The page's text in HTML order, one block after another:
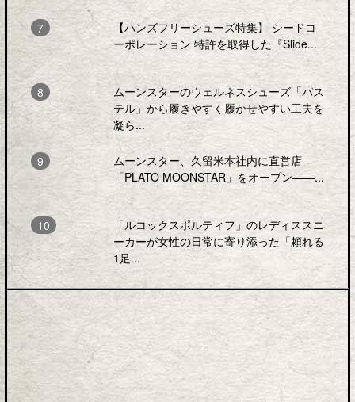
【ハンズフリーシューズ特集】 シードコ
ーポレーション 特許を取得した『Slide...
ムーンスターのウェルネスシューズ「パス
テル」から履きやすく履かせやすい工夫を
凝ら...
ムーンスター、久留米本社内に直営店
「PLATO MOONSTAR」をオープン――...
「ルコックスポルティフ」のレディススニ
ーカーが女性の日常に寄り添った「頼れる
1足...